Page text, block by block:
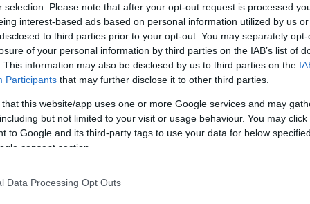
selection. Please note that after your opt-out request is processed
interest-based ads based on personal information utilized by us
to third parties prior to your opt-out. You may separately
of your personal information by third parties on the IAB’s list of
This information may also be disclosed by us to third parties on the
Participants that may further disclose it to other third parties.
that this website/app uses one or more Google services and may
but not limited to your visit or usage behaviour. You may
to Google and its third-party tags to use your data for below
consent section.
Data Processing Opt Outs
πείνας - ρεκόρ, με 4,7 εκατομμύρια
του πληθυσμού- να βρίσκονται ένα
τις τελευταίες έξι εβδομάδες,με
δολάρια) την ημέρα.
τρεις συνεχόμενες νύχτες. Η γυναίκα
Έτσι αναγκάστηκα να ζητιανέψω χρήματα
λέει.